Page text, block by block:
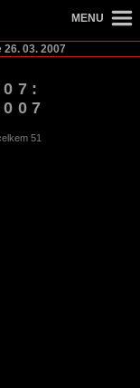
03. 2007
51
MENU